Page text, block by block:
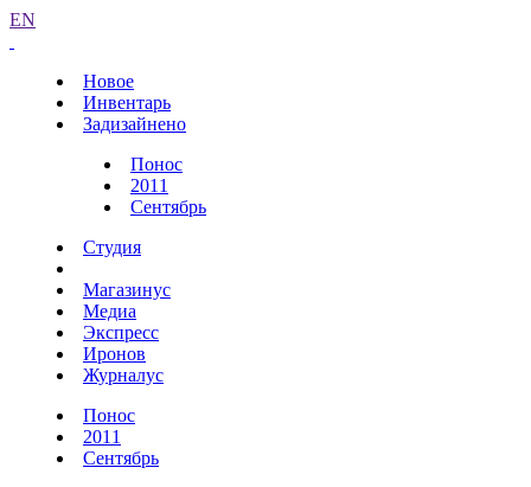
EN
Новое
Инвентарь
Задизайнено
Понос
2011
Сентябрь
Студия
Магазинус
Медиа
Экспресс
Иронов
Журналус
Понос
2011
Сентябрь